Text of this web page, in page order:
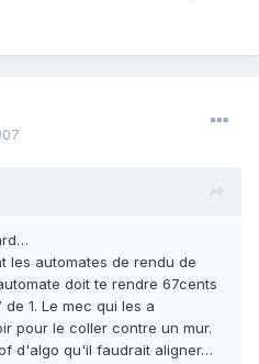
les automates de rendu de
doit te rendre 67cents
1. Le mec qui les a
pour le coller contre un mur.
d'algo qu'il faudrait aligner…